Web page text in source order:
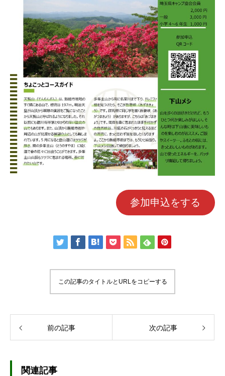
参加申込をする
この記事のタイトルとURLをコピーする
前の記事 次の記事
関連記事